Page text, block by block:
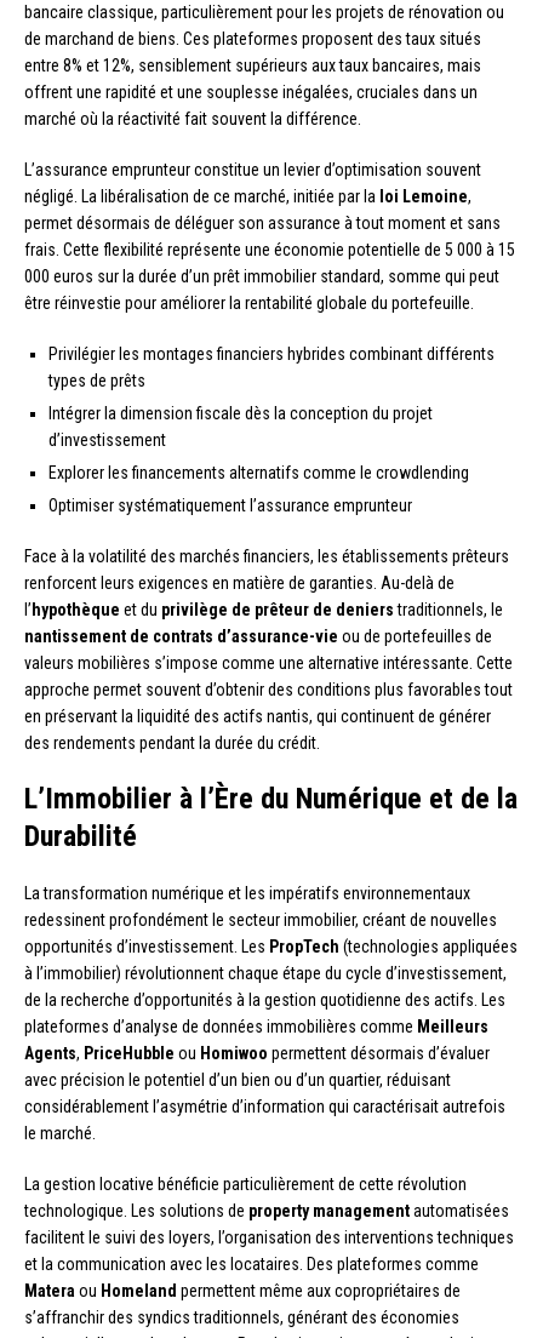
bancaire classique, particulièrement pour les projets de rénovation ou
de marchand de biens. Ces plateformes proposent des taux situés
entre 8% et 12%, sensiblement supérieurs aux taux bancaires, mais
offrent une rapidité et une souplesse inégalées, cruciales dans un
marché où la réactivité fait souvent la différence.
L’assurance emprunteur constitue un levier d’optimisation souvent
négligé. La libéralisation de ce marché, initiée par la loi Lemoine,
permet désormais de déléguer son assurance à tout moment et sans
frais. Cette flexibilité représente une économie potentielle de 5 000 à 15
000 euros sur la durée d’un prêt immobilier standard, somme qui peut
être réinvestie pour améliorer la rentabilité globale du portefeuille.
Privilégier les montages financiers hybrides combinant différents
types de prêts
Intégrer la dimension fiscale dès la conception du projet
d’investissement
Explorer les financements alternatifs comme le crowdlending
Optimiser systématiquement l’assurance emprunteur
Face à la volatilité des marchés financiers, les établissements prêteurs
renforcent leurs exigences en matière de garanties. Au-delà de
l’hypothèque et du privilège de prêteur de denierstraditionnels, le
nantissement de contrats d’assurance-vie ou de portefeuilles de
valeurs mobilières s’impose comme une alternative intéressante. Cette
approche permet souvent d’obtenir des conditions plus favorables tout
en préservant la liquidité des actifs nantis, qui continuent de générer
des rendements pendant la durée du crédit.
L’Immobilier à l’Ère du Numérique et de la
Durabilité
La transformation numérique et les impératifs environnementaux
redessinent profondément le secteur immobilier, créant de nouvelles
opportunités d’investissement. Les PropTech (technologies appliquées
à l’immobilier) révolutionnent chaque étape du cycle d’investissement,
de la recherche d’opportunités à la gestion quotidienne des actifs. Les
plateformes d’analyse de données immobilières comme Meilleurs
Agents, PriceHubble ou Homiwoo permettent désormais d’évaluer
avec précision le potentiel d’un bien ou d’un quartier, réduisant
considérablement l’asymétrie d’information qui caractérisait autrefois
le marché.
La gestion locative bénéficie particulièrement de cette révolution
technologique. Les solutions de property managementautomatisées
facilitent le suivi des loyers, l’organisation des interventions techniques
et la communication avec les locataires. Des plateformes comme
Matera ou Homeland permettent même aux copropriétaires de
s’affranchir des syndics traditionnels, générant des économies